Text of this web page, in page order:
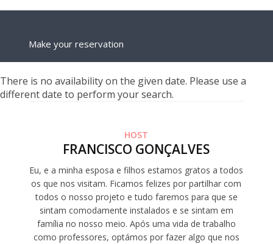
Make your reservation
There is no availability on the given date. Please use a
different date to perform your search.
HOST
FRANCISCO GONÇALVES
Eu, e a minha esposa e filhos estamos gratos a todos
os que nos visitam. Ficamos felizes por partilhar com
todos o nosso projeto e tudo faremos para que se
sintam comodamente instalados e se sintam em
família no nosso meio. Após uma vida de trabalho
como professores, optámos por fazer algo que nos